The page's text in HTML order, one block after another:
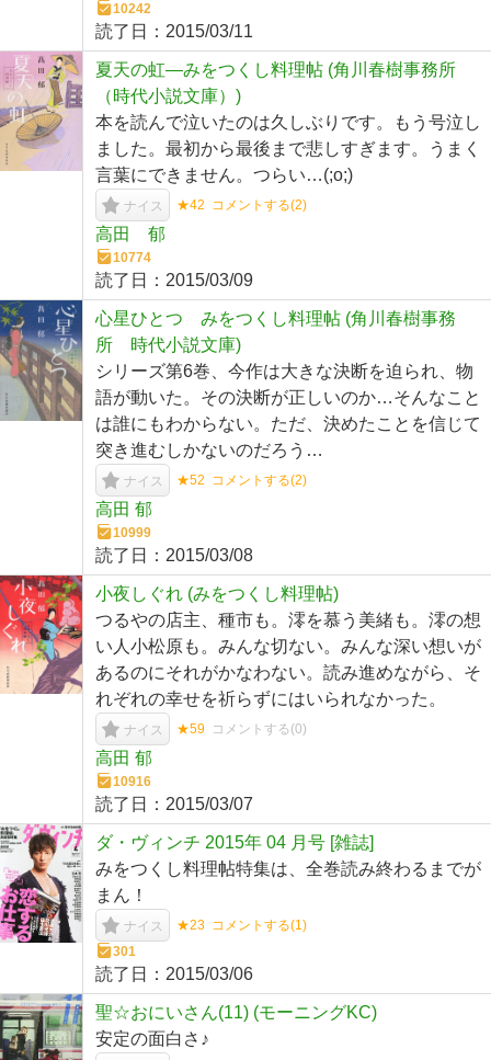
10242
読了日： 2015/03/11
夏天の虹―みをつくし料理帖 (角川春樹事務所
（時代小説文庫）)
本を読んで泣いたのは久しぶりです。もう号泣し
ました。最初から最後まで悲しすぎます。うまく
言葉にできません。つらい…(;o;)
ナイス ★42 コメントする(2)
高田 郁
10774
読了日： 2015/03/09
心星ひとつ みをつくし料理帖 (角川春樹事務
所 時代小説文庫)
シリーズ第6巻、今作は大きな決断を迫られ、物
語が動いた。その決断が正しいのか…そんなこと
は誰にもわからない。ただ、決めたことを信じて
突き進むしかないのだろう…
ナイス ★52 コメントする(2)
高田 郁
10999
読了日： 2015/03/08
小夜しぐれ (みをつくし料理帖)
つるやの店主、種市も。澪を慕う美緒も。澪の想
い人小松原も。みんな切ない。みんな深い想いが
あるのにそれがかなわない。読み進めながら、そ
れぞれの幸せを祈らずにはいられなかった。
ナイス ★59 コメントする(0)
高田 郁
10916
読了日： 2015/03/07
ダ・ヴィンチ 2015年 04 月号 [雑誌]
みをつくし料理帖特集は、全巻読み終わるまでが
まん！
ナイス ★23 コメントする(1)
301
読了日： 2015/03/06
聖☆おにいさん(11) (モーニングKC)
安定の面白さ♪